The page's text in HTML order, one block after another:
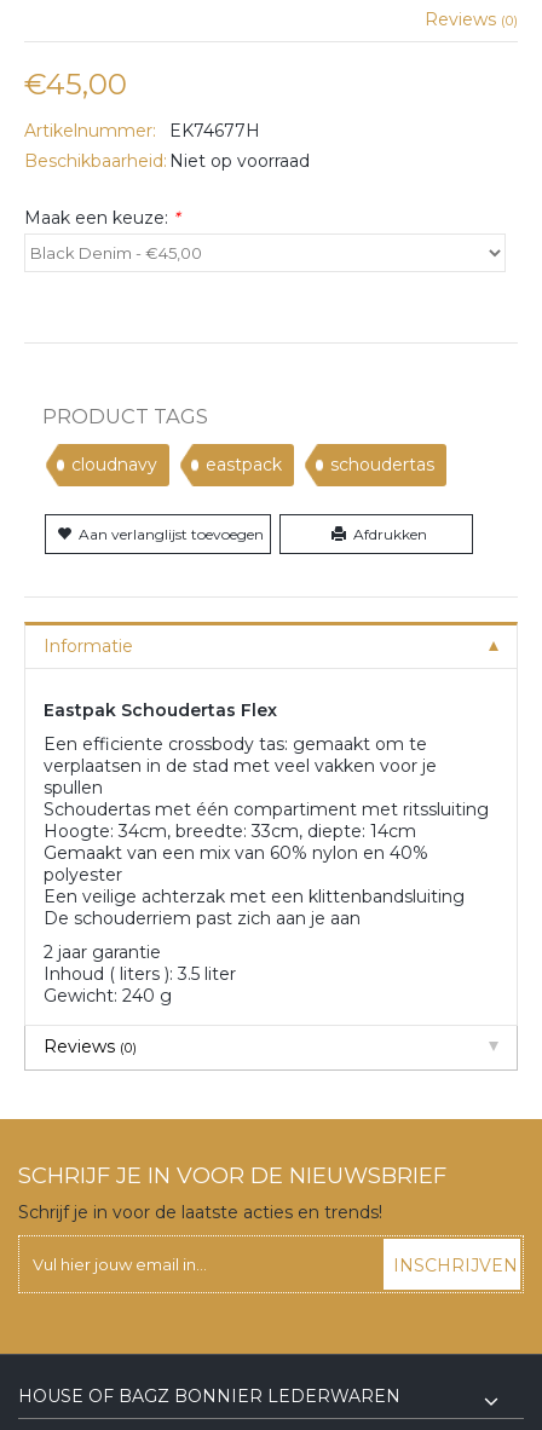
Reviews (0)
€45,00
Artikelnummer:
EK74677H
Beschikbaarheid: Niet op voorraad
Maak een keuze: *
PRODUCT TAGS
cloudnavy eastpack schoudertas
Aan verlanglijst toevoegen Afdrukken
Informatie
Eastpak Schoudertas Flex
Een efficiente crossbody tas: gemaakt om te
verplaatsen in de stad met veel vakken voor je
spullen
Schoudertas met één compartiment met ritssluiting
Hoogte: 34cm, breedte: 33cm, diepte: 14cm
Gemaakt van een mix van 60% nylon en 40%
polyester
Een veilige achterzak met een klittenbandsluiting
De schouderriem past zich aan je aan
2 jaar garantie
Inhoud ( liters ): 3.5 liter
Gewicht: 240 g
Reviews (0)
SCHRIJF JE IN VOOR DE NIEUWSBRIEF
Schrijf je in voor de laatste acties en trends!
INSCHRIJVEN
HOUSE OF BAGZ BONNIER LEDERWAREN